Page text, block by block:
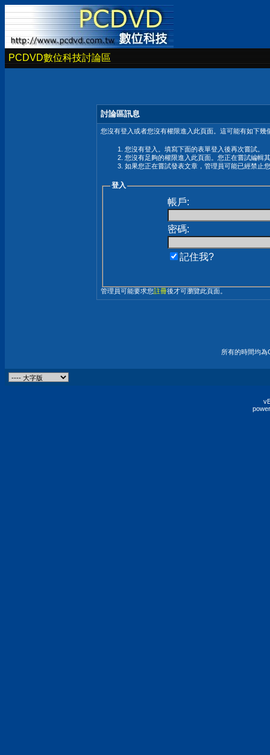
PCDVD數位科技討論區
討論區訊息
您沒有登入或者您沒有權限進入此頁面。這可能有如下幾
您沒有登入。填寫下面的表單登入後再次嘗試。
您沒有足夠的權限進入此頁面。您正在嘗試編輯
如果您正在嘗試發表文章，管理員可能已經禁止
登入
帳戶:
密碼:
記住我?
管理員可能要求您註冊後才可瀏覽此頁面。
所有的時間均為